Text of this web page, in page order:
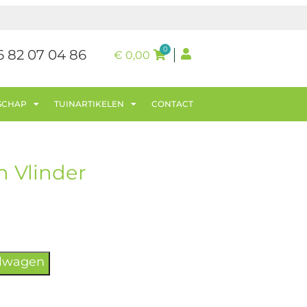
82 07 04 86 € 0,00 0
TUINARTIKELEN CONTACT
Vlinder